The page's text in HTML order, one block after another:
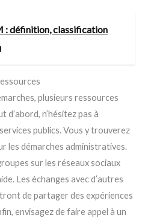
: définition, classification
plusieurs ressources
n’hésitez pas à
publics. Vous y trouverez
les démarches administratives.
sur les réseaux sociaux
Les échanges avec d’autres
de partager des expériences
envisagez de faire appel à un